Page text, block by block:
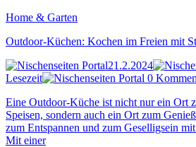
Home & Garten
Outdoor-Küchen: Kochen im Freien mit
21.2.2024
Lesezeit
0
Eine Outdoor-Küche ist nicht nur ein Ort
Speisen, sondern auch ein Ort zum
zum Entspannen und zum Geselligsein
Mit einer